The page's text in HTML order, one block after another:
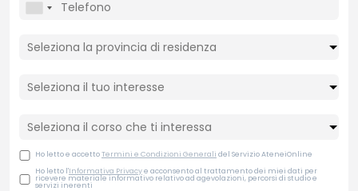
Ho letto e accettoTermini e Condizioni Generali del Servizio AteneiOnline
Ho letto l'Informativa Privacye acconsento al trattamento dei miei dati per
ricevere materiale informativo relativo ad agevolazioni, percorsi di studio e
servizi inerenti